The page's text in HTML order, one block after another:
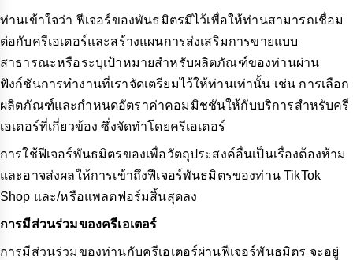
ท่านเข้าใจว่า ฟีเจอร์ของพันธมิตรมีไว้เพื่อให้ท่านสามารถเชื่อม
ต่อกับครีเอเตอร์และสร้างแผนการส่งเสริมการขายแบบ
สาธารณะหรือระบุเป้าหมายสำหรับผลิตภัณฑ์ของท่านผ่าน
ฟังก์ชันการทำงานที่เราจัดเตรียมไว้ให้ท่านเท่านั้น เช่น การเลือก
ผลิตภัณฑ์และกำหนดอัตราค่าคอมมิชชันให้กับบริการสำหรับครี
เอเตอร์ที่เกี่ยวข้อง ซึ่งจัดทำโดยครีเอเตอร์
การใช้ฟีเจอร์พันธมิตรของเพื่อวัตถุประสงค์อื่นเป็นเรื่องต้องห้าม
และอาจส่งผลให้การเข้าถึงฟีเจอร์พันธมิตรของท่าน TikTok
Shop และ/หรือแพลตฟอร์มสิ้นสุดลง
การมีส่วนร่วมของครีเอเตอร์
การมีส่วนร่วมของท่านกับครีเอเตอร์ผ่านฟีเจอร์พันธมิตร จะอยู่